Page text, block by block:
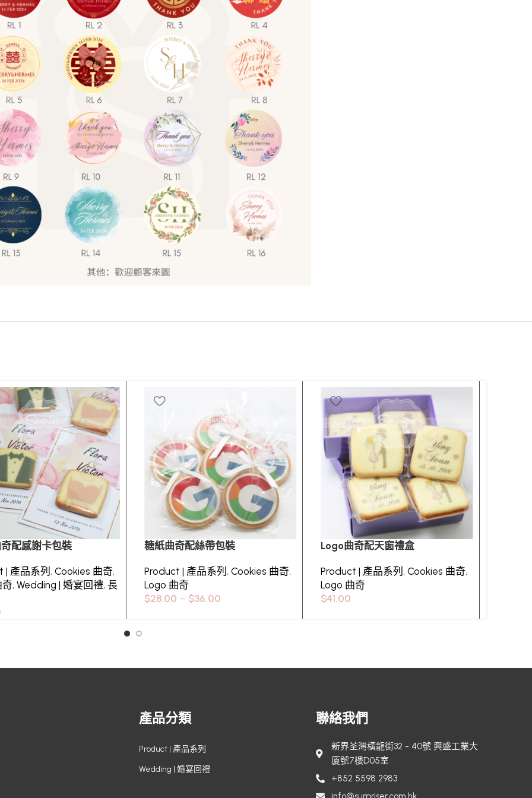
配感謝卡包裝
| 產品系列 ,Cookies 曲奇,
奇,Wedding | 婚宴回禮,長
糖紙曲奇配絲帶包裝
Product | 產品系列 ,Cookies 曲奇,
Logo 曲奇
$28.00 – $36.00
Logo曲奇配天窗禮盒
Product | 產品系列 ,Cookies 曲奇,
Logo 曲奇
$41.00
產品分類
Product | 產品系列
Wedding | 婚宴回禮
聯絡我們
新界荃灣橫龍街32 - 40號 興盛工業大
廈號7樓D05室
+852 5598 2983